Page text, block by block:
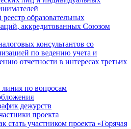
образовательных
аккредитованных Союзом
консультантов со
по ведению учета и
отчетности в интересах третьих
линия по вопросам
дежурств
проекта
стать участником проекта «Горячая